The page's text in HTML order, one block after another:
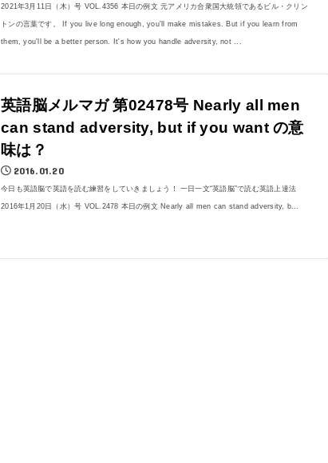
2021年3月11日（木）号 VOL.4356 本日の例文 元アメリカ合衆国大統領であるビル・クリン
トンの言葉です。 If you live long enough, you'll make mistakes. But if you learn from
them, you'll be a better person. It's how you handle adversity, not ...
英語脳メルマガ 第02478号 Nearly all men
can stand adversity, but if you want の意
味は？
2016.01.20
今日も英語脳で英語を読む練習をしていきましょう！ 一日一文“英語脳”で読む英語上達法
2016年1月20日（水）号 VOL.2478 本日の例文 Nearly all men can stand adversity, b...